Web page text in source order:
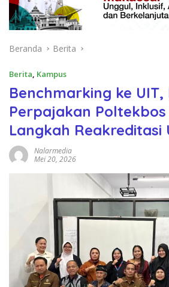
Beranda Berita
Berita, Kampus
Benchmarking ke UIT,
Perpajakan
Langkah Reakreditasi
Nalarmedia
Mei 20, 2026